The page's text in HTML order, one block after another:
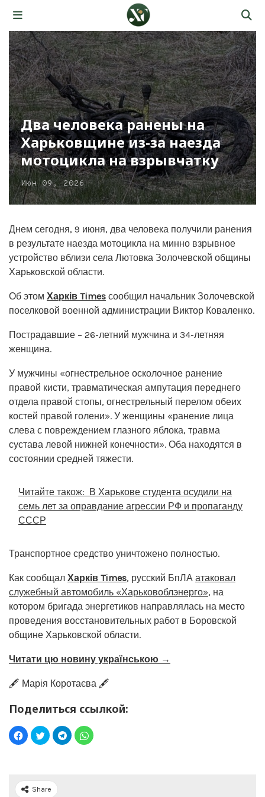
Два человека ранены на
Харьковщине из-за наезда
мотоцикла на взрывчатку
Июн 09, 2026
Днем сегодня, 9 июня, два человека получили ранения
в результате наезда мотоцикла на минно взрывное
устройство вблизи села Лютовка Золочевской общины
Харьковской области.
Об этом Харків Times сообщил начальник Золочевской
поселковой военной администрации Виктор Коваленко.
Пострадавшие – 26-летний мужчина и 34-летняя
женщина.
У мужчины «огнестрельное осколочное ранение
правой кисти, травматическая ампутация переднего
отдела правой стопы, огнестрельный перелом обеих
костей правой голени». У женщины «ранение лица
слева с повреждением глазного яблока, травма
сустава левой нижней конечности». Оба находятся в
состоянии средней тяжести.
Читайте також: В Харькове студента осудили на
семь лет за оправдание агрессии РФ и пропаганду
СССР
Транспортное средство уничтожено полностью.
Как сообщал Харків Times, русский БпЛА атаковал
служебный автомобиль «Харьковоблэнерго», на
котором бригада энергетиков направлялась на место
проведения восстановительных работ в Боровской
общине Харьковской области.
Читати цю новину українською →
🖋️ Марія Коротаєва 🖋️
Поделиться ссылкой:
Share